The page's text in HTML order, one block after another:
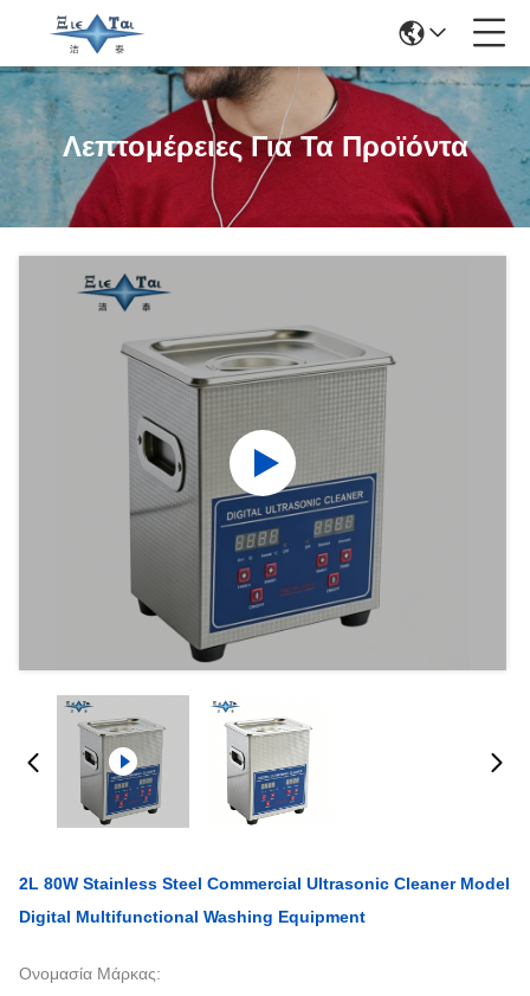
Λεπτομέρειες Για Τα Προϊόντα
2L 80W Stainless Steel Commercial Ultrasonic Cleaner Model
Digital Multifunctional Washing Equipment
Ονομασία Μάρκας: